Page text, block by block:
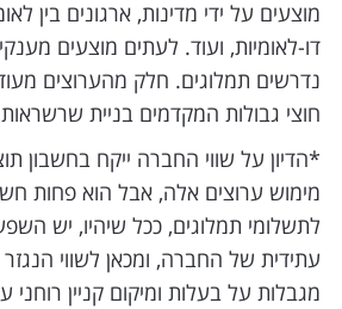
מוצעים על ידי מדינות, ארגונים בין
דו-לאומיות, ועוד. לעתים מוצעים
נדרשים תמלוגים. חלק מהערוצים
חוצי גבולות המקדמים בניית
*הדיון על שווי החברה ייקח בחשבון
מימוש ערוצים אלה, אבל הוא פחות
לתשלומי תמלוגים, ככל שיהיו, יש
עתידית של החברה, ומכאן לשווי
מגבלות על בעלות ומיקום קניין